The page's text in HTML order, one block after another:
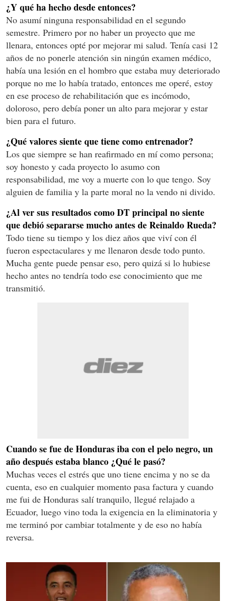
¿Y qué ha hecho desde entonces?
No asumí ninguna responsabilidad en el segundo
semestre. Primero por no haber un proyecto que me
llenara, entonces opté por mejorar mi salud. Tenía casi 12
años de no ponerle atención sin ningún examen médico,
había una lesión en el hombro que estaba muy deteriorado
porque no me lo había tratado, entonces me operé, estoy
en ese proceso de rehabilitación que es incómodo,
doloroso, pero debía poner un alto para mejorar y estar
bien para el futuro.
¿Qué valores siente que tiene como entrenador?
Los que siempre se han reafirmado en mí como persona;
soy honesto y cada proyecto lo asumo con
responsabilidad, me voy a muerte con lo que tengo. Soy
alguien de familia y la parte moral no la vendo ni divido.
¿Al ver sus resultados como DT principal no siente
que debió separarse mucho antes de Reinaldo Rueda?
Todo tiene su tiempo y los diez años que viví con él
fueron espectaculares y me llenaron desde todo punto.
Mucha gente puede pensar eso, pero quizá si lo hubiese
hecho antes no tendría todo ese conocimiento que me
transmitió.
Cuando se fue de Honduras iba con el pelo negro, un
año después estaba blanco ¿Qué le pasó?
Muchas veces el estrés que uno tiene encima y no se da
cuenta, eso en cualquier momento pasa factura y cuando
me fui de Honduras salí tranquilo, llegué relajado a
Ecuador, luego vino toda la exigencia en la eliminatoria y
me terminó por cambiar totalmente y de eso no había
reversa.